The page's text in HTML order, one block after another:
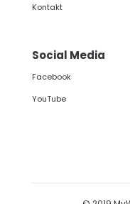
Kontakt
Social Media
Facebook
YouTube